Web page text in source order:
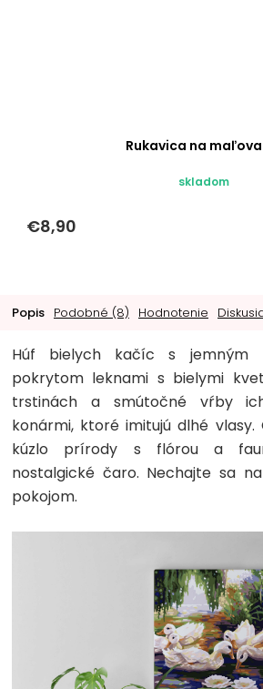
Rukavica na
skladom
€8,90
Popis Podobné (8) Hodnotenie
Húf bielych kačíc s jemným
pokrytom leknami s bielymi
trstinách a smútočné vŕby
konármi, ktoré imitujú dlhé vlasy.
kúzlo prírody s flórou a
nostalgické čaro. Nechajte sa
pokojom.